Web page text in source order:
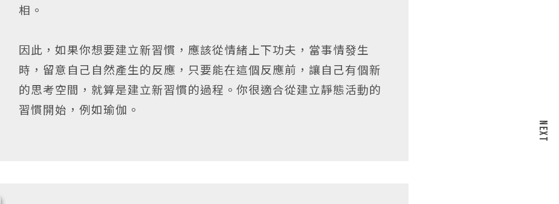
NEXT
相。
因此，如果你想要建立新習慣，應該從情緒上下功夫，當事情發生
時，留意自己自然產生的反應，只要能在這個反應前，讓自己有個新
的思考空間，就算是建立新習慣的過程。你很適合從建立靜態活動的
習慣開始，例如瑜伽。